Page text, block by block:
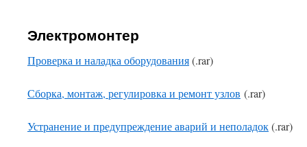
Электромонтер
Проверка и наладка оборудования(.rar)
Сборка, монтаж, регулировка и ремонт узлов (.rar)
Устранение и предупреждение аварий и неполадок(.rar)